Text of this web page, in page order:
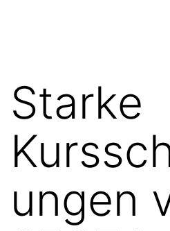
project
Starke
ungen